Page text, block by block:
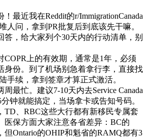
最近我在Reddit的r/ImmigrationCanada
人问，拿到PR批复后到底该先干嘛。
答，给大家列个30天内的行动清单，别
COPR上的有效期，通常是1年，必须
身份。到了机场别急着拿行李，直接找
手续，拿到签章才算正式激活。
最忙。建议7-10天内去Service Canada
钟就能搞定，当场拿卡或告知号码。
TD、RBC这些大行都有新移民专属套
医保方面大家注意各省差异：BC的
但Ontario的OHIP和魁省的RAMQ都有3